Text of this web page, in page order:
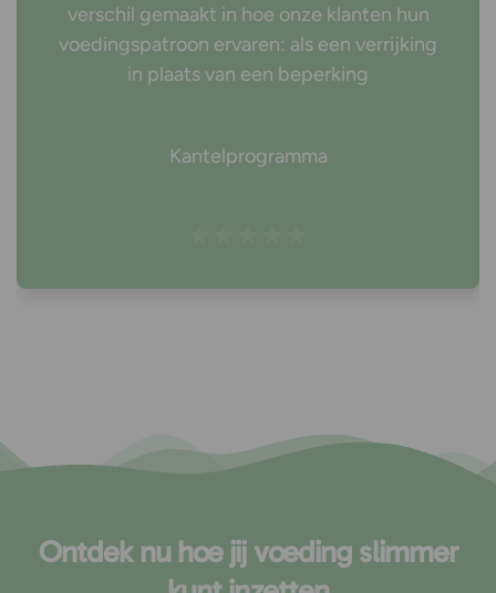
verschil gemaakt in hoe onze klanten hun
voedingspatroon ervaren: als een verrijking
in plaats van een beperking
Kantelprogramma
Ontdek nu hoe jij voeding slimmer